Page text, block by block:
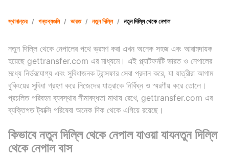
স্থানান্তর / গন্তব্যগুলি / ভারত / নতুন দিল্লি / নতুন দিল্লি থেকে নেপাল
নতুন দিল্লি থেকে নেপালের পথে ভ্রমণ করা এখন অনেক সহজ এবং আরামদায়ক
হয়েছে gettransfer.com এর মাধ্যমে। এই প্ল্যাটফর্মটি ভারত ও নেপালের
মধ্যে নির্ভরযোগ্য এবং সুবিধাজনক ট্রান্সফার সেবা প্রদান করে, যা যাত্রীরা আগাম
বুকিংয়ের সুবিধা গ্রহণ করে নিজেদের যাত্রাকে নির্বিঘ্ন ও স্মরণীয় করে তোলে।
প্রচলিত পরিবহন ব্যবস্থার সীমাবদ্ধতা মাথায় রেখে, gettransfer.com এর
ব্যক্তিগত ট্যাক্সি পরিষেবা অনেক দিক থেকে এগিয়ে রয়েছে।
কিভাবে নতুন দিল্লি থেকে নেপাল যাওয়া যাযনতুন দিল্লি
থেকে নেপাল বাস